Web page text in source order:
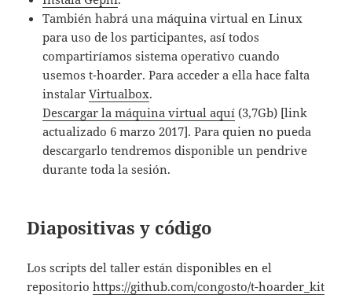
También habrá una máquina virtual en Linux
para uso de los participantes, así todos
compartiríamos sistema operativo cuando
usemos t-hoarder. Para acceder a ella hace falta
instalarVirtualbox.
Descargar la máquina virtual aquí (3,7Gb) [link
actualizado 6 marzo 2017]. Para quien no pueda
descargarlo tendremos disponible un pendrive
durante toda la sesión.
Diapositivas y código
Los scripts del taller están disponibles en el
repositoriohttps://github.com/congosto/t-hoarder_kit